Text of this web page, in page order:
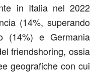
in Italia nel 2022
(14%, superando
(14%) e Germania
friendshoring, ossia
geografiche con cui